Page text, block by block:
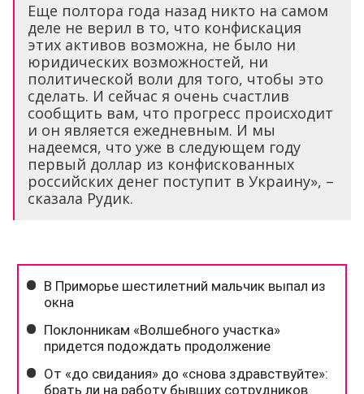
Еще полтора года назад никто на самом
деле не верил в то, что конфискация
этих активов возможна, не было ни
юридических возможностей, ни
политической воли для того, чтобы это
сделать. И сейчас я очень счастлив
сообщить вам, что прогресс происходит
и он является ежедневным. И мы
надеемся, что уже в следующем году
первый доллар из конфискованных
российских денег поступит в Украину», –
сказала Рудик.